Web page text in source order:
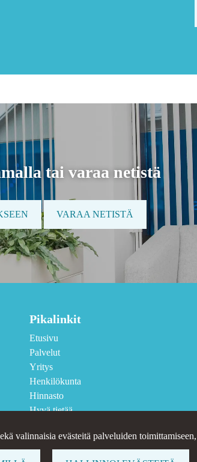
valinnaisia evästeitä palveluiden
tai varaa netistä
VARAA NETISTÄ
Pikalinkit
Etusivu
Palvelut
Yritys
Henkilökunta
Hinnasto
Hyvä tietää